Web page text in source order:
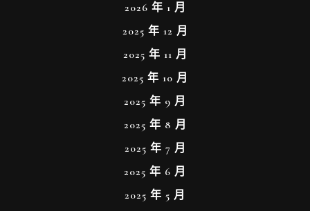
2026 年 1 月
2025 年 12 月
2025 年 11 月
2025 年 10 月
2025 年 9 月
2025 年 8 月
2025 年 7 月
2025 年 6 月
2025 年 5 月